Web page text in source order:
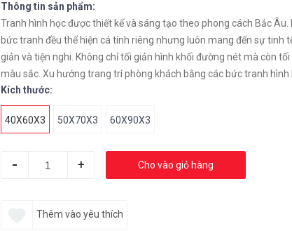
Thông tin sản phẩm:
Tranh hình học được thiết kế và sáng tạo theo phong cách Bắc Âu.
bức tranh đều thể hiện cá tính riêng nhưng luôn mang đến sự tinh
giản và tiện nghi. Không chỉ tối giản hình khối đường nét mà còn tối
màu sắc. Xu hướng trang trí phòng khách bằng các bức tranh hình
dễ gây nghiện đối với các gia đình Việt hiện đại.
Kích thước:
40X60X3 50X70X3 60X90X3
- + Cho vào giỏ hàng
Thêm vào yêu thích